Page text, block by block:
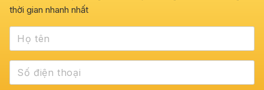
thời gian nhanh nhất